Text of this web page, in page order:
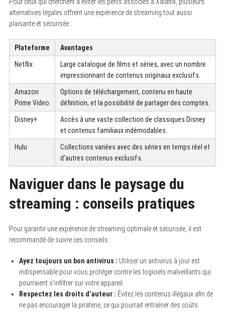
alternatives légales offrent une expérience de streaming tout aussi
plaisante et sécurisée :
Plateforme Avantages
Netflix
Large catalogue de films et séries, avec un nombre
impressionnant de contenus originaux exclusifs.
Amazon
Prime Video
Options de téléchargement, contenu en haute
définition, et la possibilité de partager des comptes.
Disney+
Accès à une vaste collection de classiques Disney
et contenus familiaux indémodables.
Hulu
Collections variées avec des séries en temps réel et
d’autres contenus exclusifs.
Naviguer dans le paysage du
streaming : conseils pratiques
Pour garantir une expérience de streaming optimale et sécurisée, il est
recommandé de suivre ces conseils :
Ayez toujours un bon antivirus : Utiliser un antivirus à jour est
indispensable pour vous protéger contre les logiciels malveillants qui
pourraient s’infiltrer sur votre appareil.
Respectez les droits d’auteur : Évitez les contenus illégaux afin de
ne pas encourager la piraterie, ce qui pourrait entraîner des coûts